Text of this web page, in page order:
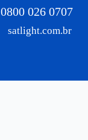
satlight.com.br
0800 026 0707